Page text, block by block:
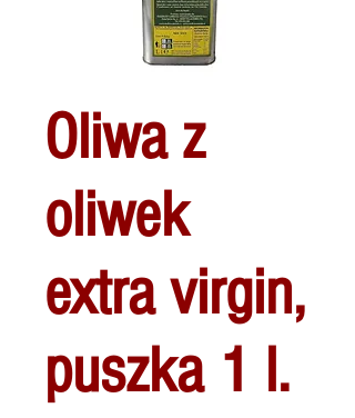
Oliwa z
oliwek
extra virgin,
puszka 1 l.